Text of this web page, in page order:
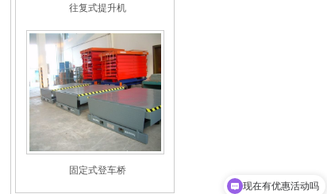
往复式提升机
固定式登车桥